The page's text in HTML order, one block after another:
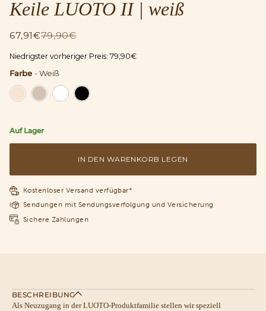
Keile LUOTO II | weiß
67,91€79,90€
Niedrigster vorheriger Preis: 79,90€
Farbe -Weiß
Farbe
Auf Lager
IN DEN WARENKORB LEGEN
Kostenloser Versand verfügbar*
Sendungen mit Sendungsverfolgung und Versicherung
Sichere Zahlungen
BESCHREIBUNG
Als Neuzugang in der LUOTO-Produktfamilie stellen wir speziell